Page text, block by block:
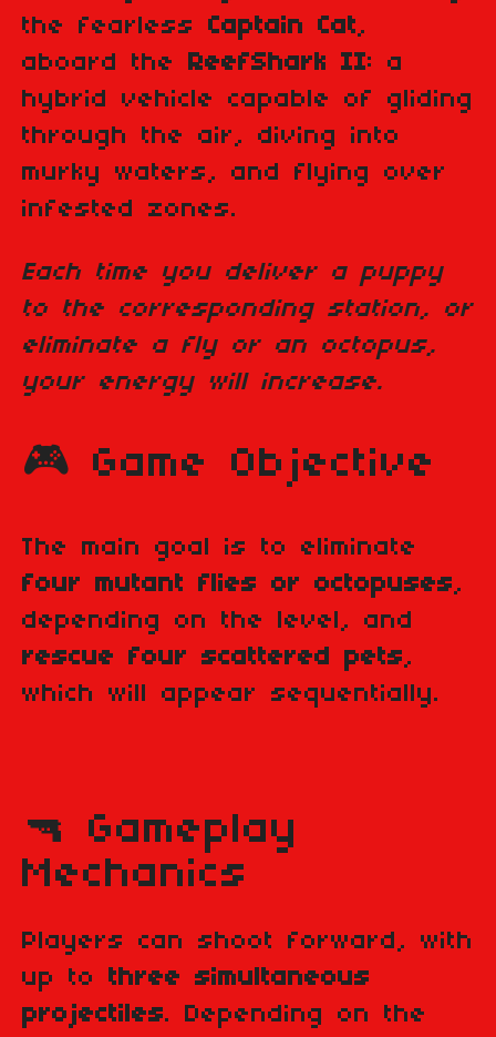
the fearless Captain Cat,
aboard the ReefShark II: a
hybrid vehicle capable of gliding
through the air, diving into
murky waters, and flying over
infested zones.
Each time you deliver a puppy
to the corresponding station, or
eliminate a fly or an octopus,
your energy will increase.
🎮 Game Objective
The main goal is to eliminate
four mutant flies or octopuses,
depending on the level, and
rescue four scattered pets,
which will appear sequentially.
🔫 Gameplay
Mechanics
Players can shoot forward, with
up to three simultaneous
projectiles. Depending on the